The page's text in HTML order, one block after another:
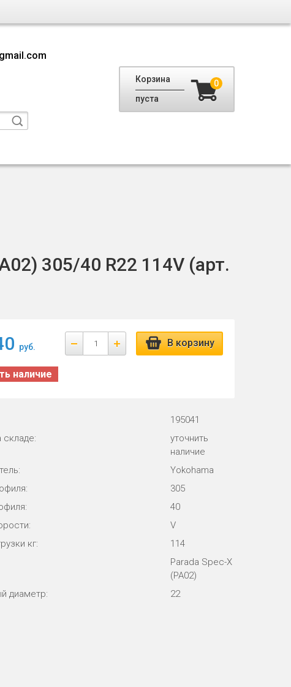
Корзина
пуста
0
305/40 R22 114V (арт.
руб. В корзину
наличие
195041
складе:
уточнить
наличие
Yokohama
305
40
V
кг:
114
Parada Spec-X
(PA02)
диаметр:
22